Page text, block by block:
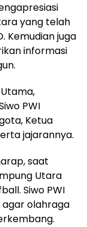
yang telah
Kemudian juga
informasi
PWI
Ketua
jajarannya.
saat
Utara
Siwo PWI
olahraga